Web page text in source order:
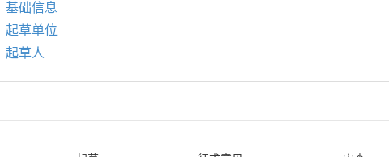
基础信息
起草单位
起草人